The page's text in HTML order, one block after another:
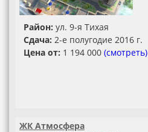
Район: ул. 9-я Тихая
Сдача: 2-е полугодие 2016 г.
Цена от: 1 194 000 (смотреть)
ЖК Атмосфера